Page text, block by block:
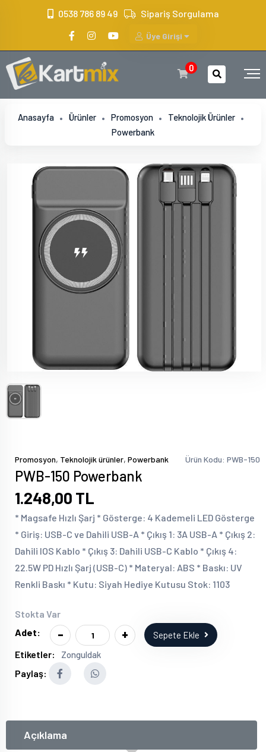
0538 786 89 49 Sipariş Sorgulama
Üye Girişi
0
Anasayfa Ürünler Promosyon
Teknolojik Ürünler
Powerbank
Promosyon, Teknolojik ürünler, Powerbank Ürün Kodu: PWB-150
PWB-150 Powerbank
1.248,00 TL
* Magsafe Hızlı Şarj * Gösterge: 4 Kademeli LED Gösterge
* Giriş: USB-C ve Dahili USB-A * Çıkış 1: 3A USB-A * Çıkış 2:
Dahili IOS Kablo * Çıkış 3: Dahili USB-C Kablo * Çıkış 4:
22.5W PD Hızlı Şarj (USB-C) * Materyal: ABS * Baskı: UV
Renkli Baskı * Kutu: Siyah Hediye Kutusu Stok: 1103
Stokta Var
Adet:
- + Sepete Ekle
Etiketler: Zonguldak
Paylaş:
Açıklama